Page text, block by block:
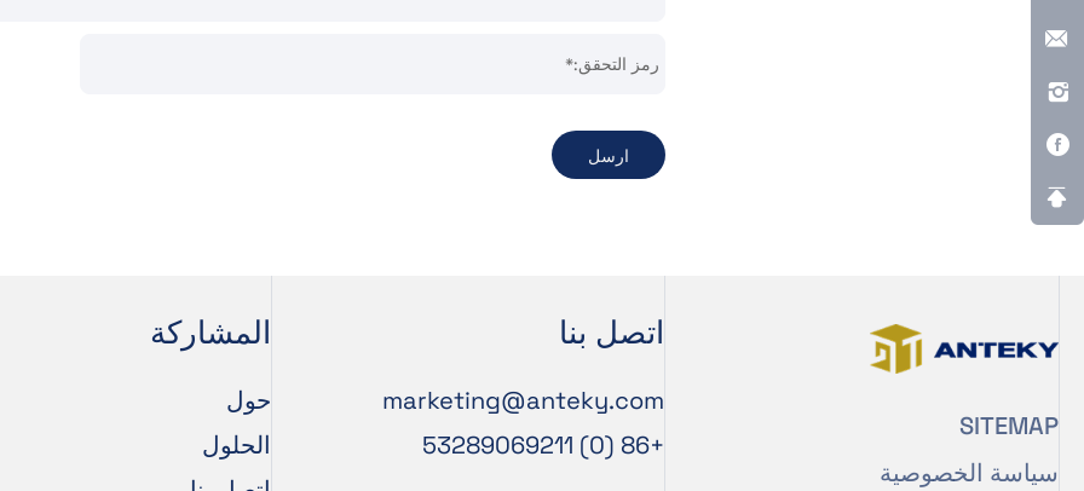
رمز التحقق:*
ارسل
SITEMAP
سياسة الخصوصية
اتصل بنا
marketing@anteky.com
+86 (0) 53289069211
المشاركة
حول
الحلول